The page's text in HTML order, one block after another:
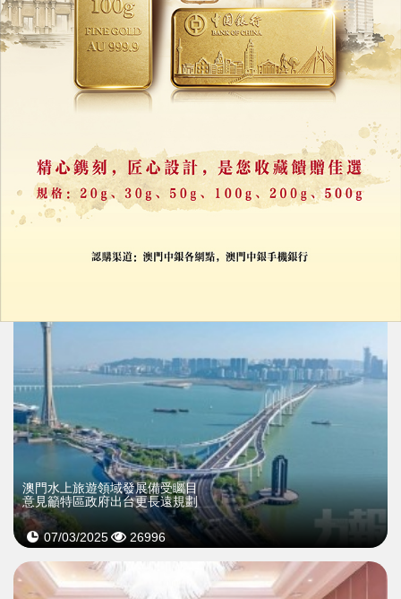
招商局組織海內外客商來澳
體驗澳琴會展優勢及一會展兩地
24/03/2025
澳門水上旅遊領域發展備受矚目
意見籲特區政府出台更長遠規劃
07/03/2025 26996